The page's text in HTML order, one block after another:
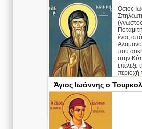
Όσιος
ένας
που
στην
επέλεξε
περιοχή
επαρχίας
Άγιος Ιωάννης ο